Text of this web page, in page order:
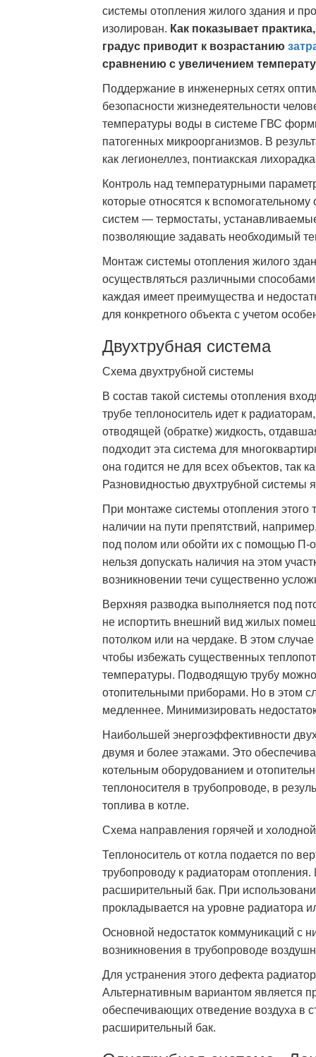
системы отопления жилого здания и
изолирован. Как показывает
градус приводит к возрастанию
сравнению с увеличением
Поддержание в инженерных сетях
безопасности жизнедеятельности
температуры воды в системе ГВС
патогенных микроорганизмов. В
как легионеллез, понтиакская лихорадка
Контроль над температурными
которые относятся к
систем — термостаты,
позволяющие задавать необходимый
Монтаж системы отопления жилого
осуществляться различными
каждая имеет преимущества и
для конкретного объекта с учетом
Двухтрубная система
Схема двухтрубной системы
В состав такой системы отопления
трубе теплоноситель идет к
отводящей (обратке) жидкость,
подходит эта система для
она годится не для всех объектов, так
Разновидностью двухтрубной системы
При монтаже системы отопления этого
наличии на пути препятствий,
под полом или обойти их с помощью П-
нельзя допускать наличия на этом
возникновении течи существенно
Верхняя разводка выполняется под
не испортить внешний вид жилых
потолком или на чердаке. В этом
чтобы избежать существенных
температуры. Подводящую трубу
отопительными приборами. Но в этом
медленнее. Минимизировать
Наибольшей энергоэффективности
двумя и более этажами. Это
котельным оборудованием и
теплоносителя в трубопроводе, в
топлива в котле.
Схема направления горячей и
Теплоноситель от котла подается по
трубопроводу к радиаторам
расширительный бак. При
прокладывается на уровне радиатора
Основной недостаток коммуникаций с
возникновения в трубопроводе
Для устранения этого дефекта
Альтернативным вариантом является
обеспечивающих отведение воздуха в
расширительный бак.